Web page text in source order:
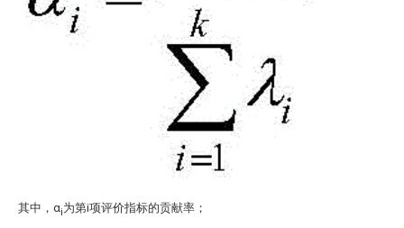
其中，αi为第i项评价指标的贡献率；